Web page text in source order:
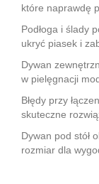
które naprawdę
Podłoga i ślady
ukryć piasek i
Dywan
w pielęgnacji
Błędy przy
skuteczne
Dywan pod stół
rozmiar dla